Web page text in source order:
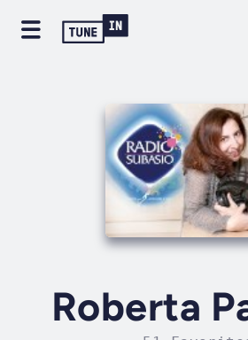
Roberta